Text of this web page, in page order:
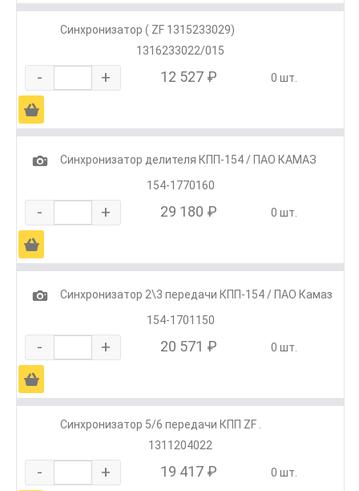
Синхронизатор ( ZF 1315233029)
1316233022/015
- + 12 527 ₽ 0 шт.
Ä
1
Синхронизатор делителя КПП-154 / ПАО КАМАЗ
154-1770160
- + 29 180 ₽ 0 шт.
Ä
1
Синхронизатор 2\3 передачи КПП-154 / ПАО Камаз
154-1701150
- + 20 571 ₽ 0 шт.
Ä
Синхронизатор 5/6 передачи КПП ZF .
1311204022
- + 19 417 ₽ 0 шт.